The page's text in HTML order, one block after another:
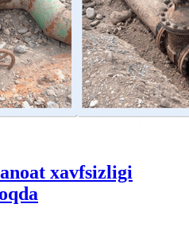
xavfsizligi